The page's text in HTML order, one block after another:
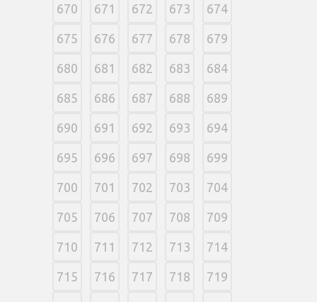
670 671 672 673 674
675 676 677 678 679
680 681 682 683 684
685 686 687 688 689
690 691 692 693 694
695 696 697 698 699
700 701 702 703 704
705 706 707 708 709
710 711 712 713 714
715 716 717 718 719